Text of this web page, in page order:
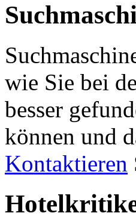
wie Sie bei
besser
können und
Kontaktieren